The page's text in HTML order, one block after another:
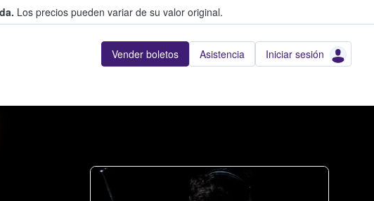
Los precios pueden variar de su valor original.
Vender boletos Asistencia Iniciar sesión